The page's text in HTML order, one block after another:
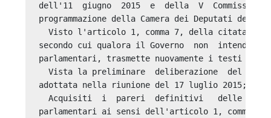
dell'11  giugno  2015  e  della  V
programmazione della Camera dei Deputati del 9
Visto l'articolo 1, comma 7, della citata
secondo cui qualora il Governo  non  intenda
parlamentari, trasmette nuovamente i testi alle
Vista la preliminare  deliberazione  del
adottata nella riunione del 17 luglio 2015;
Acquisiti  i  pareri  definitivi   delle
parlamentari ai sensi dell'articolo 1, comma